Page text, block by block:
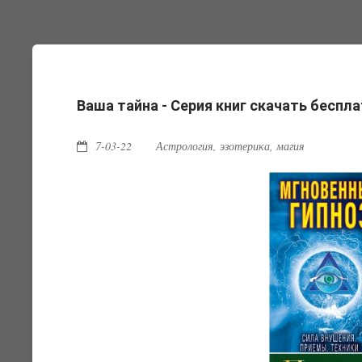
Ваша тайна - Серия книг скачать
7-03-22 Астрология, эзотерика, магия